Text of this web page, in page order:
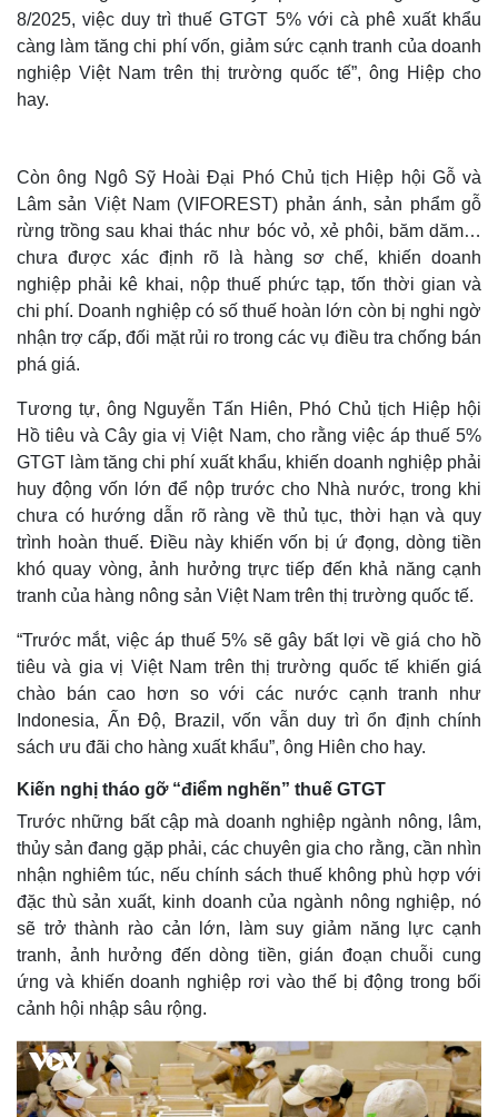
Thế giới
Quan sát
Cuộc sống đó đây
Hồ sơ
Multimedia
Video
Ảnh
8/2025, việc duy trì thuế GTGT 5% với cà phê xuất khẩu
càng làm tăng chi phí vốn, giảm sức cạnh tranh của doanh
nghiệp Việt Nam trên thị trường quốc tế”, ông Hiệp cho
hay.
Còn ông Ngô Sỹ Hoài Đại Phó Chủ tịch Hiệp hội Gỗ và
Lâm sản Việt Nam (VIFOREST) phản ánh, sản phẩm gỗ
rừng trồng sau khai thác như bóc vỏ, xẻ phôi, băm dăm…
chưa được xác định rõ là hàng sơ chế, khiến doanh
nghiệp phải kê khai, nộp thuế phức tạp, tốn thời gian và
chi phí. Doanh nghiệp có số thuế hoàn lớn còn bị nghi ngờ
nhận trợ cấp, đối mặt rủi ro trong các vụ điều tra chống bán
phá giá.
Tương tự, ông Nguyễn Tấn Hiên, Phó Chủ tịch Hiệp hội
Hồ tiêu và Cây gia vị Việt Nam, cho rằng việc áp thuế 5%
GTGT làm tăng chi phí xuất khẩu, khiến doanh nghiệp phải
huy động vốn lớn để nộp trước cho Nhà nước, trong khi
chưa có hướng dẫn rõ ràng về thủ tục, thời hạn và quy
trình hoàn thuế. Điều này khiến vốn bị ứ đọng, dòng tiền
khó quay vòng, ảnh hưởng trực tiếp đến khả năng cạnh
tranh của hàng nông sản Việt Nam trên thị trường quốc tế.
“Trước mắt, việc áp thuế 5% sẽ gây bất lợi về giá cho hồ
tiêu và gia vị Việt Nam trên thị trường quốc tế khiến giá
chào bán cao hơn so với các nước cạnh tranh như
Indonesia, Ấn Độ, Brazil, vốn vẫn duy trì ổn định chính
sách ưu đãi cho hàng xuất khẩu”, ông Hiên cho hay.
Kiến nghị tháo gỡ “điểm nghẽn” thuế GTGT
Trước những bất cập mà doanh nghiệp ngành nông, lâm,
thủy sản đang gặp phải, các chuyên gia cho rằng, cần nhìn
nhận nghiêm túc, nếu chính sách thuế không phù hợp với
đặc thù sản xuất, kinh doanh của ngành nông nghiệp, nó
sẽ trở thành rào cản lớn, làm suy giảm năng lực cạnh
tranh, ảnh hưởng đến dòng tiền, gián đoạn chuỗi cung
ứng và khiến doanh nghiệp rơi vào thế bị động trong bối
cảnh hội nhập sâu rộng.